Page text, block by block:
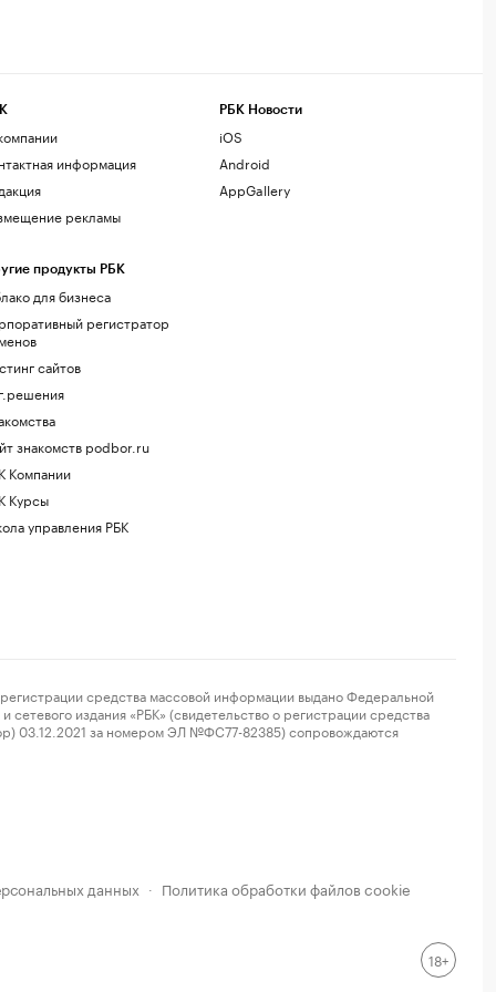
информация
рекламы
продукты РБК
для бизнеса
регистратор
сайтов
знакомств podbor.ru
Компании
Курсы
управления РБК
РБК Новости
iOS
Android
AppGallery
средства массовой информации выдано Федеральной
издания «РБК» (свидетельство о регистрации средства
03.12.2021 за номером ЭЛ №ФС77-82385) сопровождаются
данных · Политика обработки файлов cookie
18+